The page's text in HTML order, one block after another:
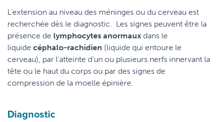
L'extension au niveau des méninges ou du cerveau est
recherchée dès le diagnostic. Les signes peuvent être la
présence de lymphocytes anormaux dans le
liquide céphalo-rachidien (liquide qui entoure le
cerveau), par l'atteinte d'un ou plusieurs nerfs innervant la
tête ou le haut du corps ou par des signes de
compression de la moelle épinière.
Diagnostic